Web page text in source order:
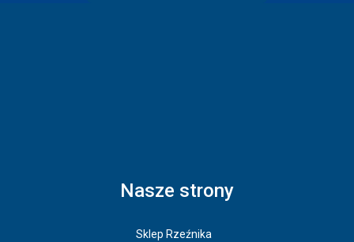
Nasze strony
Sklep Rzeźnika